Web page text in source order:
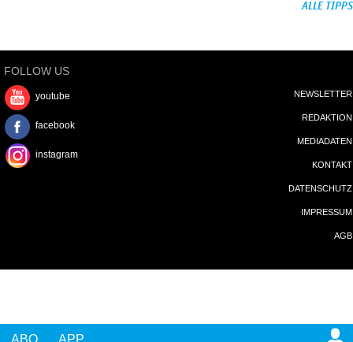
ABO APP
ALLE TIPPS
FOLLOW US
youtube
facebook
instagram
NEWSLETTER
REDAKTION
MEDIADATEN
KONTAKT
DATENSCHUTZ
IMPRESSUM
AGB